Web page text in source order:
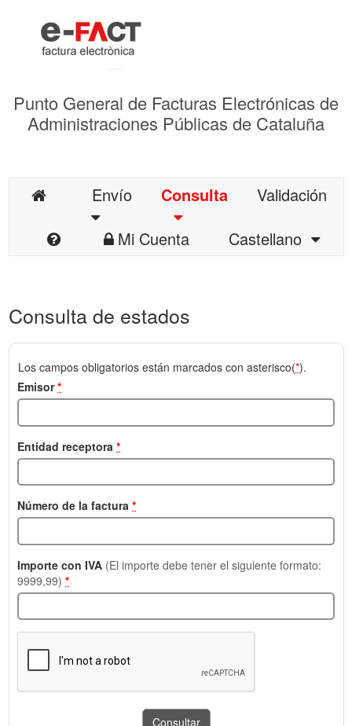
Punto General de Facturas Electrónicas de
Administraciones Públicas de Cataluña
Envío Consulta
Validación
Mi Cuenta
Castellano
Consulta de estados
Los campos obligatorios están marcados con asterisco(*).
Emisor*
Entidad receptora *
Número de la factura *
Importe con IVA (El importe debe tener el siguiente formato:
9999,99) *